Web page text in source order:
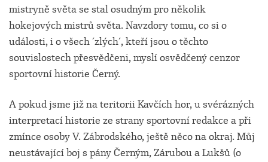
mistryně světa se stal osudným pro několik
hokejových mistrů světa. Navzdory tomu, co si o
události, i o všech ´zlých´, kteří jsou o těchto
souvislostech přesvědčeni, myslí osvědčený cenzor
sportovní historie Černý.
A pokud jsme již na teritorii Kavčích hor, u svérázných
interpretací historie ze strany sportovní redakce a při
zmínce osoby V. Zábrodského, ještě něco na okraj. Můj
neustávající boj s pány Černým, Zárubou a Lukšů (o